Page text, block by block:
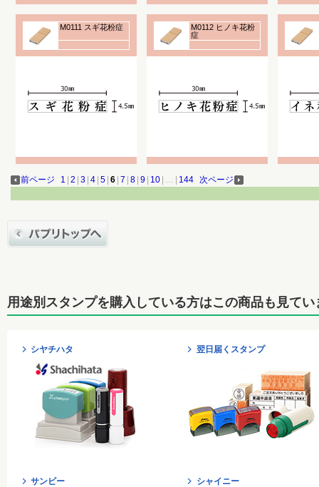
M0111 スギ花粉症
M0112 ヒノキ花粉
症
前ページ 1 2 3 4 5 6 7 8 9 10 … 144 次ページ
用途別スタンプを購入している方はこの商品も見てい
シヤチハタ 翌日届くスタンプ
サンビー シャイニー